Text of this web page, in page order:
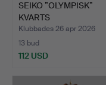
SEIKO ”OLYMPISK”
KVARTS
U…
Klubbades 26 apr 2026
13 bud
112 USD